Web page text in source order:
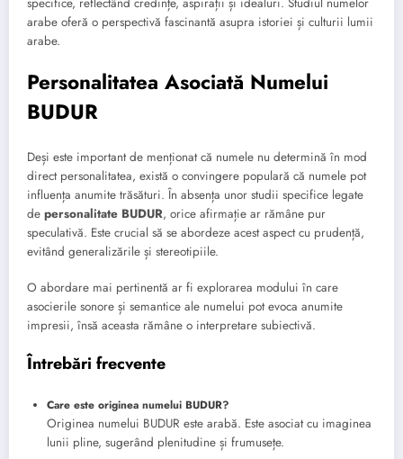
arabe oferă o perspectivă fascinantă asupra istoriei și culturii lumii
arabe.
Personalitatea Asociată Numelui
BUDUR
Deși este important de menționat că numele nu determină în mod
direct personalitatea, există o convingere populară că numele pot
influența anumite trăsături. În absența unor studii specifice legate
de personalitate BUDUR, orice afirmație ar rămâne pur
speculativă. Este crucial să se abordeze acest aspect cu prudență,
evitând generalizările și stereotipiile.
O abordare mai pertinentă ar fi explorarea modului în care
asocierile sonore și semantice ale numelui pot evoca anumite
impresii, însă aceasta rămâne o interpretare subiectivă.
Întrebări frecvente
Care este originea numelui BUDUR?
Originea numelui BUDUR este arabă. Este asociat cu imaginea
lunii pline, sugerând plenitudine și frumusețe.